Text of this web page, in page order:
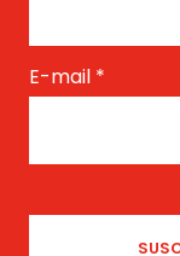
E-mail *